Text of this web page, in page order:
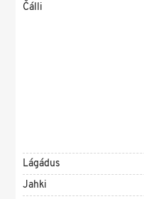
Čálli
Lágádus
Jahki